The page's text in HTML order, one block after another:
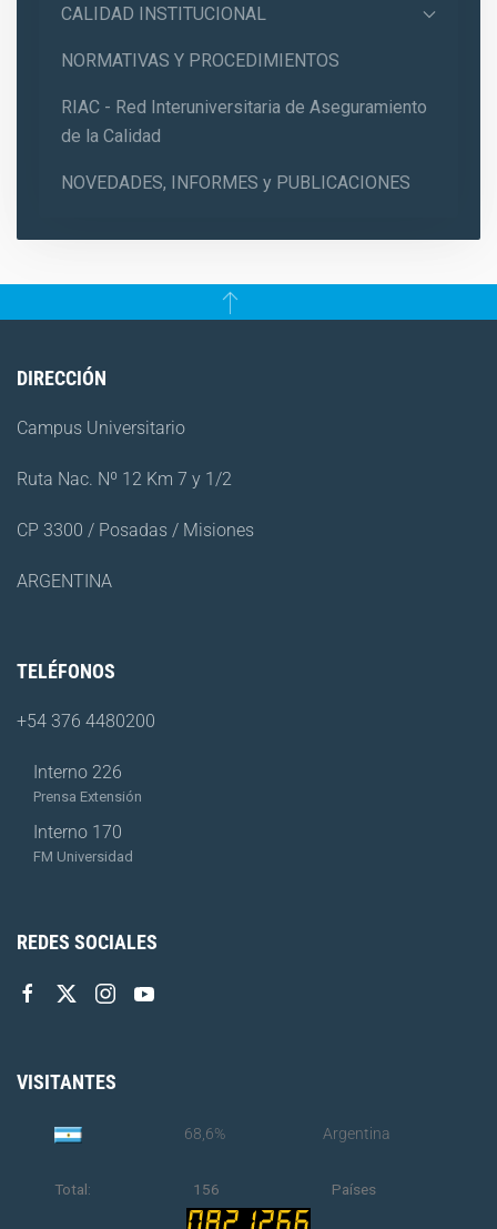
CALIDAD INSTITUCIONAL
NORMATIVAS Y PROCEDIMIENTOS
RIAC - Red Interuniversitaria de Aseguramiento
de la Calidad
NOVEDADES, INFORMES y PUBLICACIONES
DIRECCIÓN
Campus Universitario
Ruta Nac. Nº 12 Km 7 y 1/2
CP 3300 / Posadas / Misiones
ARGENTINA
TELÉFONOS
+54 376 4480200
Interno 226
Prensa Extensión
Interno 170
FM Universidad
REDES SOCIALES
VISITANTES
68,6% Argentina
Total: 156 Países